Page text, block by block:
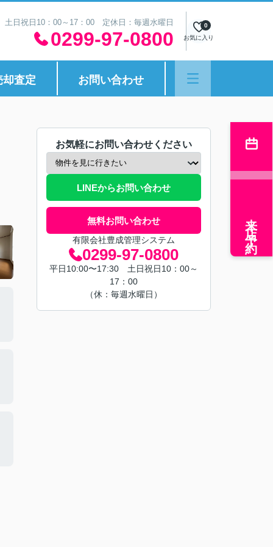
日祝日10：00～17：00 定休日：毎週水曜日
0299-97-0800 お気に入り
0
却査定 お問い合わせ
お気軽にお問い合わせください
LINEからお問い合わせ
無料お問い合わせ
有限会社豊成管理システム
0299-97-0800
平日10:00〜17:30 土日祝日10：00～
17：00
（休：毎週水曜日）
来店予約